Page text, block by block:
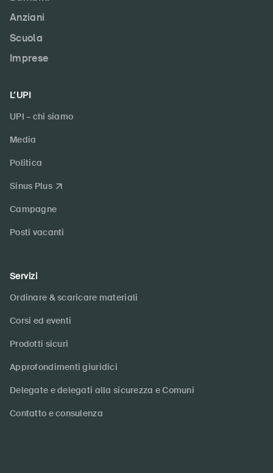
Anziani
Scuola
Imprese
L’UPI
UPI – chi siamo
Media
Politica
Sinus Plus
Campagne
Posti vacanti
Servizi
Ordinare & scaricare materiali
Corsi ed eventi
Prodotti sicuri
Approfondimenti giuridici
Delegate e delegati alla sicurezza e Comuni
Contatto e consulenza